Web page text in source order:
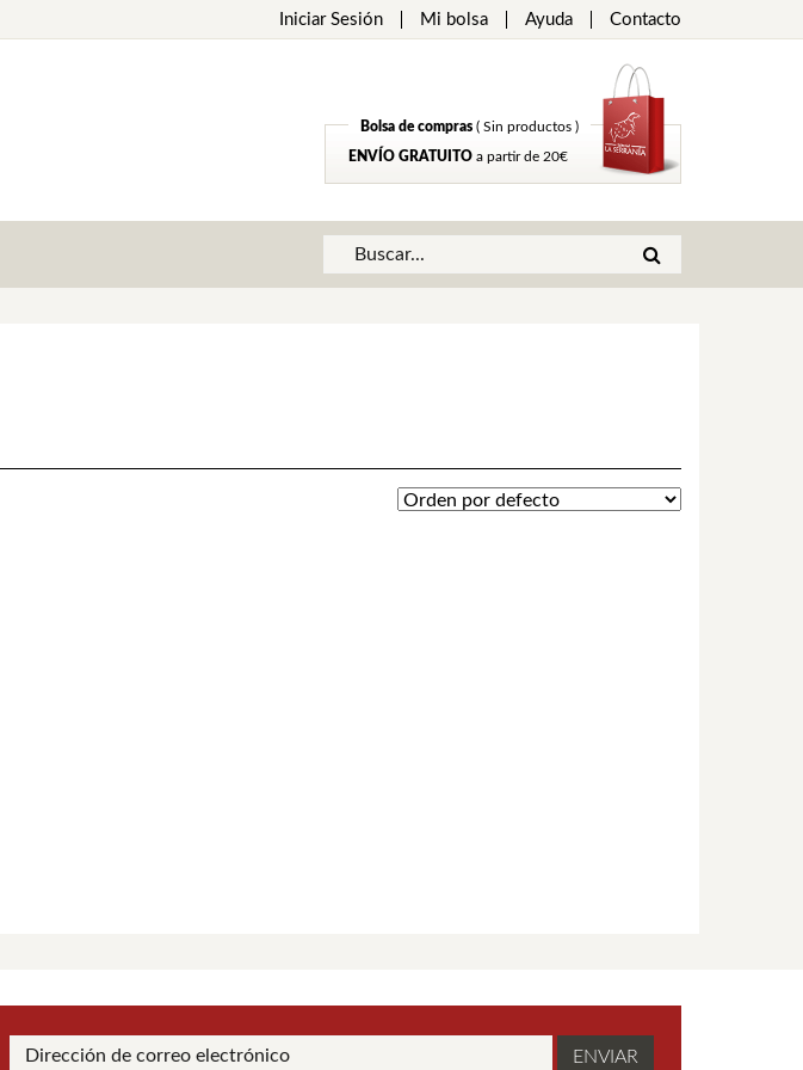
Iniciar Sesión Mi bolsa Ayuda Contacto
Bolsa de compras ( Sin productos )
ENVÍO GRATUITO a partir de 20€